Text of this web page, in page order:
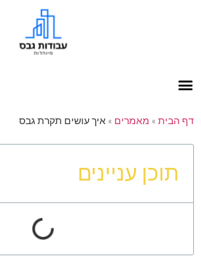
דף הבית » מאמרים » איך עושים תקרת גבס
תוכן עניינים